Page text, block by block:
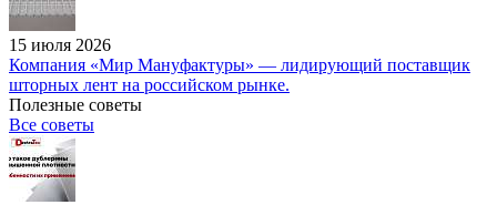
15 июля 2026
Компания «Мир Мануфактуры» — лидирующий поставщик
шторных лент на российском рынке.
Полезные советы
Все советы